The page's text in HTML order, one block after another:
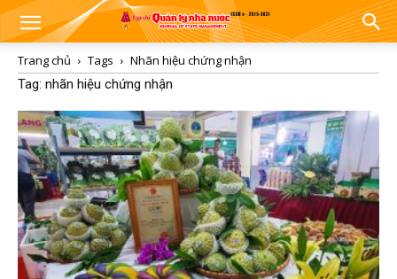
Trang chủ Tags
Nhãn hiệu chứng nhận
Tag: nhãn hiệu chứng nhận